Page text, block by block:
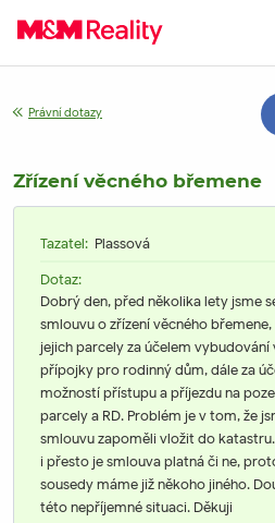
Právní dotazy
Zřízení věcného břemene
Tazatel: Plassová
Dotaz:
Dobrý den, před několika lety jsme
smlouvu o zřízení věcného
jejich parcely za účelem
přípojky pro rodinný dům, dále za
možností přístupu a příjezdu na
parcely a RD. Problém je v tom, že
smlouvu zapoměli vložit do
i přesto je smlouva platná či ne,
sousedy máme již někoho jiného.
této nepříjemné situaci. Děkuji